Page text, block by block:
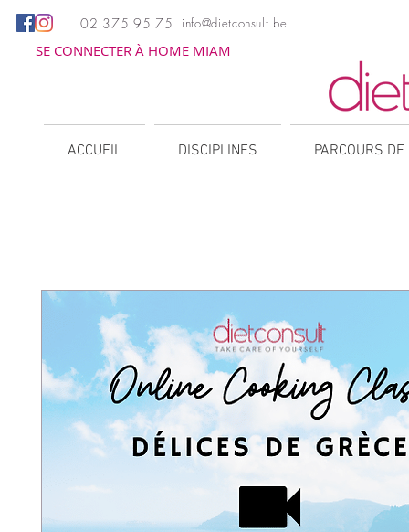
02 375 95 75 info@dietconsult.be
SE CONNECTER À HOME MIAM
ACCUEIL DISCIPLINES PARCOURS